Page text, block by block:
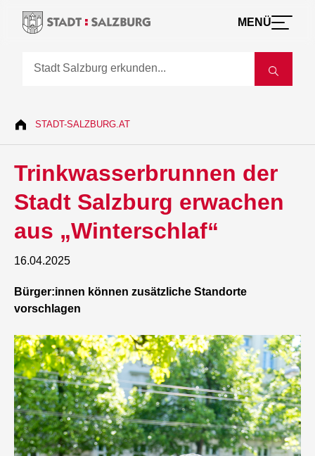
MENÜ
STADT-SALZBURG.AT
Trinkwasserbrunnen der
Stadt Salzburg erwachen
aus „Winterschlaf“
16.04.2025
Bürger:innen können zusätzliche Standorte
vorschlagen